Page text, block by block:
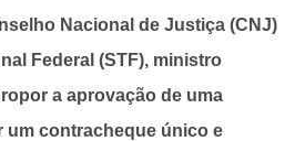
Nacional de Justiça (CNJ)
Federal (STF), ministro
a aprovação de uma
um contracheque único e